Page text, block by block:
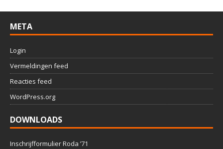
META
Login
Vermeldingen feed
Reacties feed
WordPress.org
DOWNLOADS
Inschrijfformulier Roda ’71